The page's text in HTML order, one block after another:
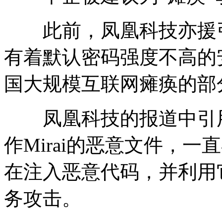
此前，凤凰科技亦援
有着默认密码强度不高的
国大规模互联网瘫痪的
凤凰科技的报道中引
作Mirai的恶意文件，一
在注入恶意代码，并利
务攻击。